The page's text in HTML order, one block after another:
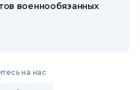
военнообязанных
на нас